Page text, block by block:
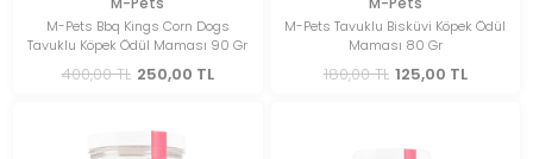
M-Pets Bbq Kings Corn Dogs
Tavuklu Köpek Ödül Maması 90 Gr
400,00 TL 250,00 TL
M-Pets Tavuklu Bisküvi Köpek Ödül
Maması 80 Gr
180,00 TL 125,00 TL